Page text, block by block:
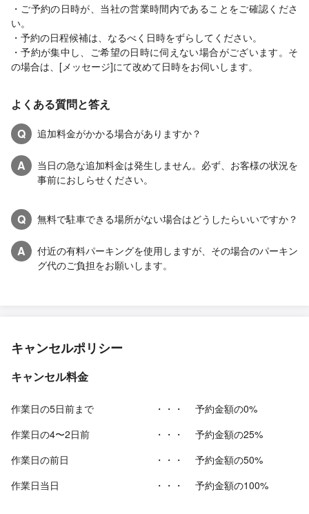
・ご予約の日時が、当社の営業時間内であることをご確認くださ
い。
・予約の日程候補は、なるべく日時をずらしてください。
・予約が集中し、ご希望の日時に伺えない場合がございます。そ
の場合は、[メッセージ]にて改めて日時をお伺いします。
よくある質問と答え
Q
追加料金がかかる場合がありますか？
A
当日の急な追加料金は発生しません。必ず、お客様の状況を
事前におしらせください。
Q 無料で駐車できる場所がない場合はどうしたらいいですか？
A
付近の有料パーキングを使用しますが、その場合のパーキン
グ代のご負担をお願いします。
キャンセルポリシー
キャンセル料金
作業日の5日前まで ・・・
予約金額の0%
作業日の4〜2日前
・・・
予約金額の25%
作業日の前日
・・・
予約金額の50%
作業日当日
・・・ 予約金額の100%